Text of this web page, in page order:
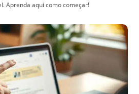
Aprenda aqui como começar!